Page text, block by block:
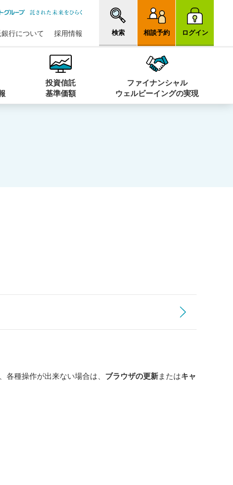
検索 相談予約 ログイン
投資信託
基準価額
ファイナンシャル
ウェルビーイングの実現
行について 採用情報
種操作が出来ない場合は、 ブラウザの更新またはキャ